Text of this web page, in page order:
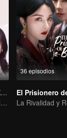
Filtro (ENGLISH VER.)
Tan Jianci y Li Landi: Una "vida de mil facetas"
36 episodios